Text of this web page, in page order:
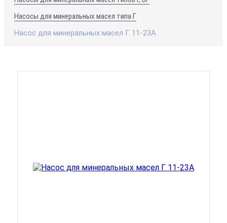
Насосы для минеральных масел типа Г
Насос для минеральных масел Г 11-23А